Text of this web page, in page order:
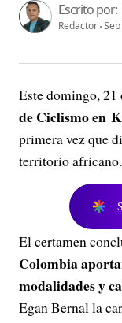
Escrito por:
Redactor
Este domingo, 21
de Ciclismo en
primera vez que
territorio africano.
El certamen
Colombia
modalidades y
Egan Bernal la